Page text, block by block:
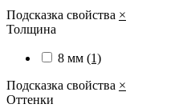
Подсказка свойства ×
Толщина
8 мм (1)
Подсказка свойства ×
Оттенки